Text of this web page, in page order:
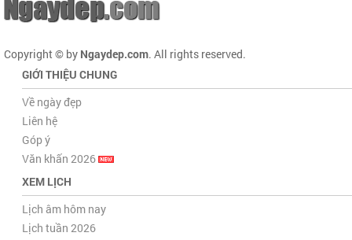
Copyright © by Ngaydep.com. All rights reserved.
GIỚI THIỆU CHUNG
Về ngày đẹp
Liên hệ
Góp ý
Văn khấn 2026
XEM LỊCH
Lịch âm hôm nay
Lịch tuần 2026